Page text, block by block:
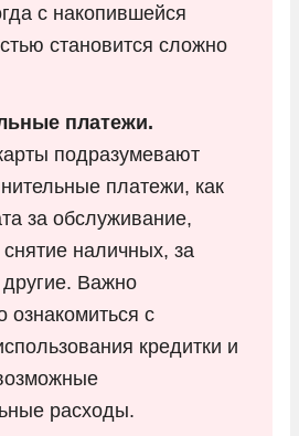
с накопившейся
становится сложно
платежи.
подразумевают
платежи, как
за обслуживание,
наличных, за
другие. Важно
ознакомиться с
кредитки и
расходы.